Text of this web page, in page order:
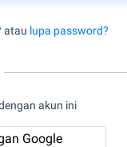
atau lupa password?
akun ini
Google